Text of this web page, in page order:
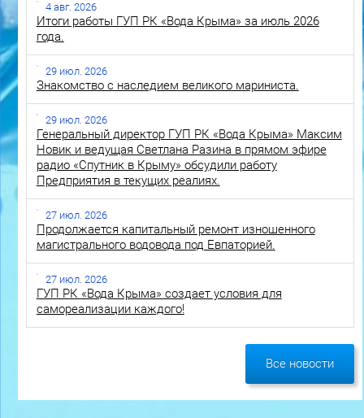
4 авг. 2026
Итоги работы ГУП РК «Вода Крыма» за июль 2026
года.
29 июл. 2026
Знакомство с наследием великого мариниста.
29 июл. 2026
Генеральный директор ГУП РК «Вода Крыма» Максим
Новик и ведущая Светлана Разина в прямом эфире
радио «Спутник в Крыму» обсудили работу
Предприятия в текущих реалиях.
27 июл. 2026
Продолжается капитальный ремонт изношенного
магистрального водовода под Евпаторией.
27 июл. 2026
ГУП РК «Вода Крыма» создает условия для
самореализации каждого!
Все новости